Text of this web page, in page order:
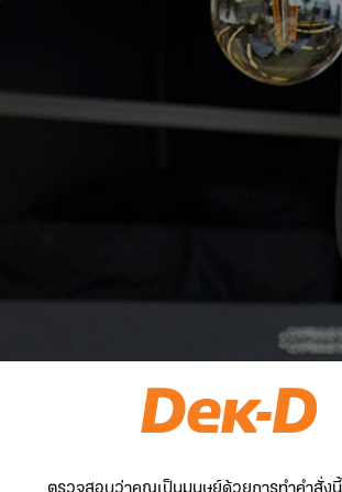
ตรวจสอบว่าคุณเป็นมนุษย์ด้วยการทำคำสั่งนี้